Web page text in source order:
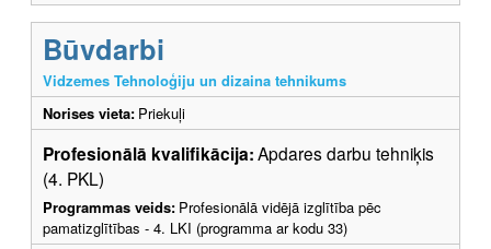
Būvdarbi
Vidzemes Tehnoloģiju un dizaina tehnikums
Norises vieta: Priekuļi
Profesionālā kvalifikācija:Apdares darbu tehniķis
(4. PKL)
Programmas veids: Profesionālā vidējā izglītība pēc
pamatizglītības - 4. LKI (programma ar kodu 33)